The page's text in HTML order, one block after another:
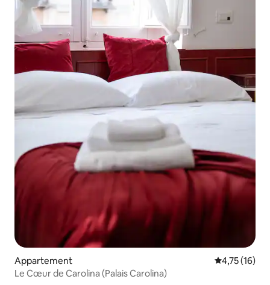
Appartement Évaluation
4,75 (16)
Le Cœur de Carolina (Palais Carolina)